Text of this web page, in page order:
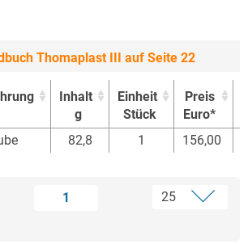
Thomaplast III auf Seite 22
Inhalt
g
Einheit
Stück
Preis
Euro*
Inhalt
Einheit
Preis
82,8 1 156,00
1